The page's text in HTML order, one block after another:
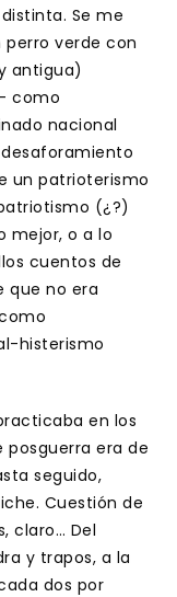
Se me
verde con
antigua)
como
nacional
un patrioterismo
(¿?)
mejor, o a lo
cuentos de
que no era
histerismo
en los
posguerra era de
seguido,
Cuestión de
claro… Del
y trapos, a la
dos por